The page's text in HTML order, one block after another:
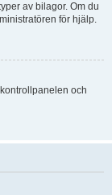
av bilagor. Om du
för hjälp.
och